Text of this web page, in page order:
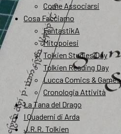
Come Associarsi
Cosa Facciamo
FantastikA
Mitopoiesi
Tolkien Studies Day
Tolkien Reading Day
Lucca Comics & Games
Cronologia Attività
La Tana del Drago
I Quaderni di Arda
J.R.R. Tolkien